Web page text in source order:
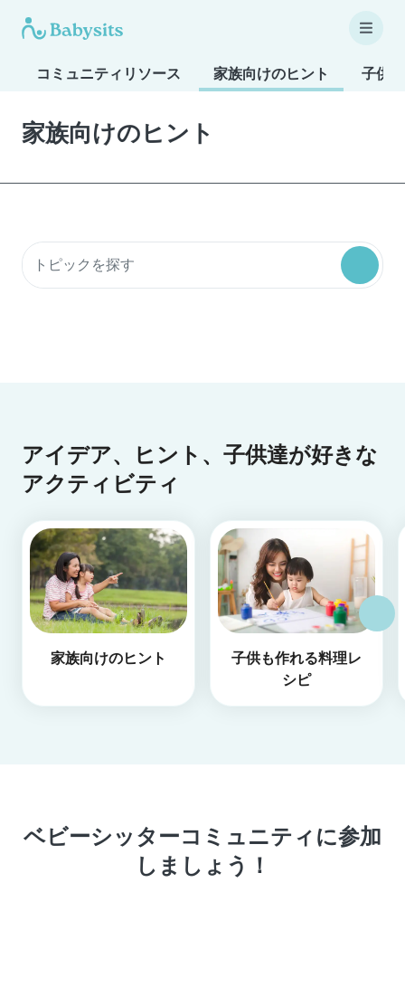
コミュニティリソース 家族向けのヒント 子供
家族向けのヒント
コミュニティリソースを検索
アイデア、ヒント、子供達が好きな
アクティビティ
家族向けのヒント
子供も作れる料理レ
シピ
ベビーシッターコミュニティに参加
しましょう！